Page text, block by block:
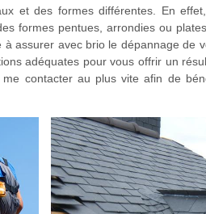
et des formes différentes. En
formes pentues, arrondies ou
assurer avec brio le dépannage de
adéquates pour vous offrir un
contacter au plus vite afin de